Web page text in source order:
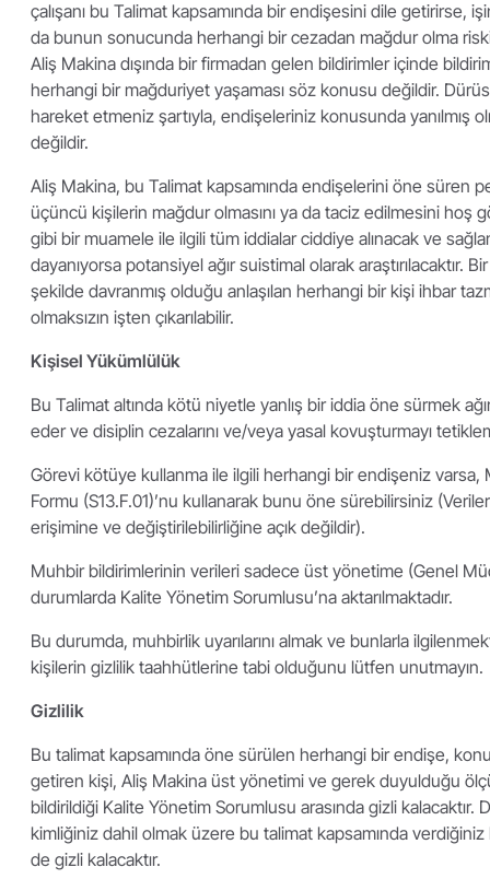
çalışanı bu Talimat kapsamında bir endişesini dile getirirse,
da bunun sonucunda herhangi bir cezadan mağdur olma
Aliş Makina dışında bir firmadan gelen bildirimler içinde
herhangi bir mağduriyet yaşaması söz konusu değildir.
hareket etmeniz şartıyla, endişeleriniz konusunda yanılmış
değildir.
Aliş Makina, bu Talimat kapsamında endişelerini öne süren
üçüncü kişilerin mağdur olmasını ya da taciz edilmesini hoş
gibi bir muamele ile ilgili tüm iddialar ciddiye alınacak ve
dayanıyorsa potansiyel ağır suistimal olarak araştırılacaktır.
şekilde davranmış olduğu anlaşılan herhangi bir kişi ihbar
olmaksızın işten çıkarılabilir.
Kişisel Yükümlülük
Bu Talimat altında kötü niyetle yanlış bir iddia öne sürmek
eder ve disiplin cezalarını ve/veya yasal kovuşturmayı
Görevi kötüye kullanma ile ilgili herhangi bir endişeniz varsa,
Formu (S13.F.01)’nu kullanarak bunu öne sürebilirsiniz
erişimine ve değiştirilebilirliğine açık değildir).
Muhbir bildirimlerinin verileri sadece üst yönetime (Genel
durumlarda Kalite Yönetim Sorumlusu’na aktarılmaktadır.
Bu durumda, muhbirlik uyarılarını almak ve bunlarla
kişilerin gizlilik taahhütlerine tabi olduğunu lütfen unutmayın.
Gizlilik
Bu talimat kapsamında öne sürülen herhangi bir endişe,
getiren kişi, Aliş Makina üst yönetimi ve gerek duyulduğu
bildirildiği Kalite Yönetim Sorumlusu arasında gizli kalacaktır.
kimliğiniz dahil olmak üzere bu talimat kapsamında
de gizli kalacaktır.